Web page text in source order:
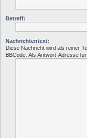
Betreff:
Nachrichtentext:
Diese Nachricht wird als reiner
BBCode. Als Antwort-Adresse